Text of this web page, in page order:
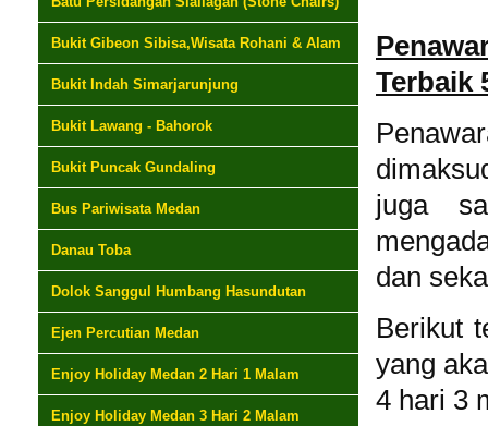
Bukit Gibeon Sibisa,Wisata Rohani & Alam
Bukit Indah Simarjarunjung
Bukit Lawang - Bahorok
Bukit Puncak Gundaling
Bus Pariwisata Medan
Danau Toba
Dolok Sanggul Humbang Hasundutan
Ejen Percutian Medan
Enjoy Holiday Medan 2 Hari 1 Malam
Enjoy Holiday Medan 3 Hari 2 Malam
Terbaik
juga
dan
Berikut
yang
4 hari 3